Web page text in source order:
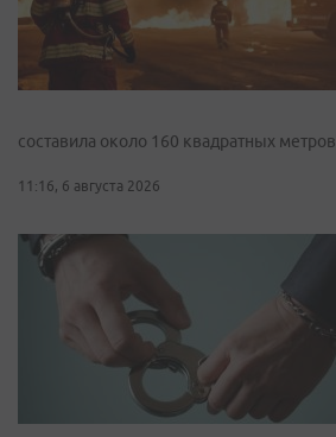
составила около 160 квадратных метров
11:16, 6 августа 2026